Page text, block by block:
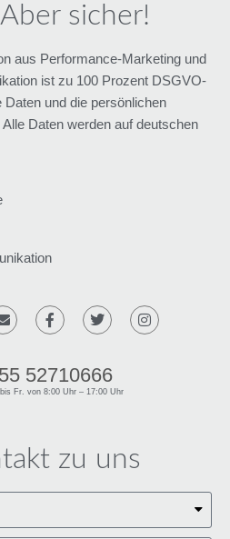
sicher!
aus Performance-Marketing und
ist zu 100 Prozent DSGVO-
und die persönlichen
Daten werden auf deutschen
52710666
Fr. von 8:00 Uhr – 17:00 Uhr​
zu uns